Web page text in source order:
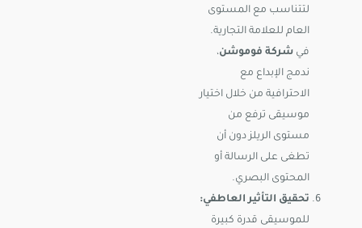
لتتناسب مع المستوى
العام للعلامة التجارية.
في شركة فوموشن،
ندمج الإبداع مع
الاحترافية من خلال اختيار
موسيقى ترفع من
مستوى الريلز دون أن
تطغى على الرسالة أو
المحتوى البصري.
تحقيق التأثير العاطفي:
للموسيقى قدرة كبيرة